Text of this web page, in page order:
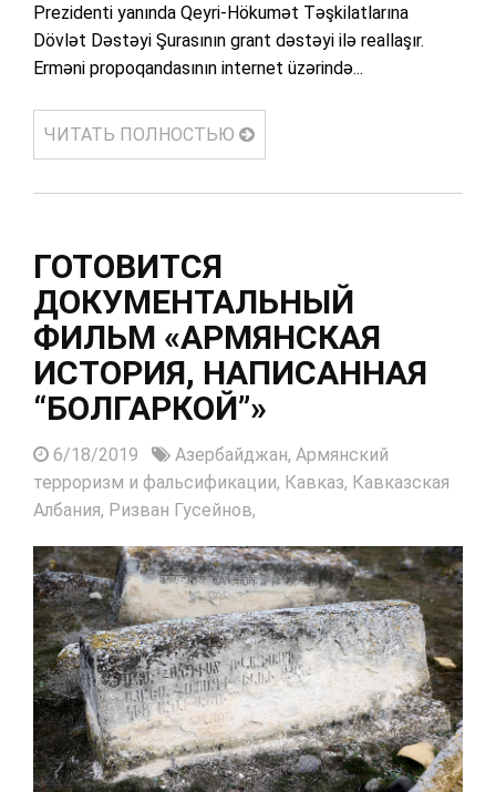
Prezidenti yanında Qeyri-Hökumət Təşkilatlarına
Dövlət Dəstəyi Şurasının grant dəstəyi ilə reallaşır.
Erməni propoqandasının internet üzərində...
ЧИТАТЬ ПОЛНОСТЬЮ
ГОТОВИТСЯ
ДОКУМЕНТАЛЬНЫЙ
ФИЛЬМ «АРМЯНСКАЯ
ИСТОРИЯ, НАПИСАННАЯ
“БОЛГАРКОЙ”»
6/18/2019 Азербайджан, Армянский
терроризм и фальсификации, Кавказ, Кавказская
Албания, Ризван Гусейнов,